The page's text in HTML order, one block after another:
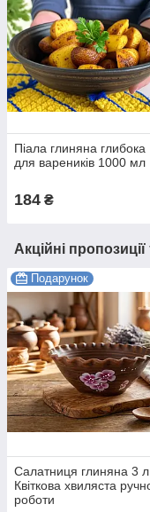
Піала глиняна глибока
для вареників 1000 мл
184 ₴
Акційні
Подарунок
Салатниця глиняна 3 л
Квіткова хвиляста
роботи